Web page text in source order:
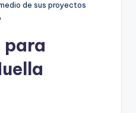
de sus proyectos
para